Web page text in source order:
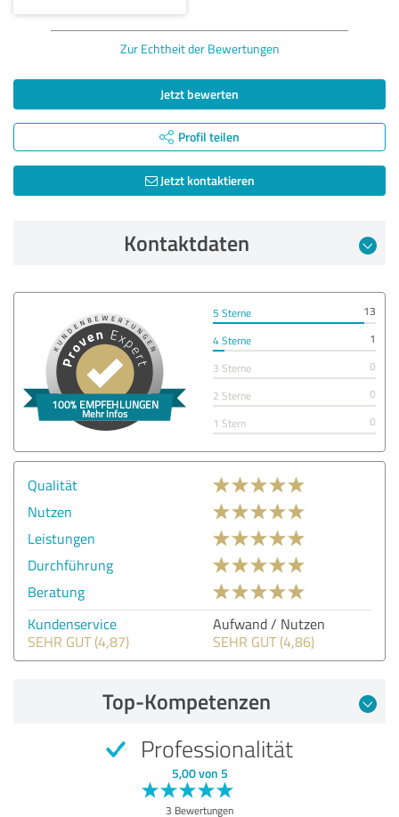
Zur Echtheit der Bewertungen
Jetzt bewerten
Profil teilen
Jetzt kontaktieren
Kontaktdaten
5 Sterne
13
4 Sterne
1
3 Sterne
0
2 Sterne
0
1 Stern
0
Qualität
Nutzen
Leistungen
Durchführung
Beratung
Kundenservice
SEHR GUT (4,87)
Aufwand / Nutzen
SEHR GUT (4,86)
Top-Kompetenzen
Professionalität
5,00 von 5
3 Bewertungen